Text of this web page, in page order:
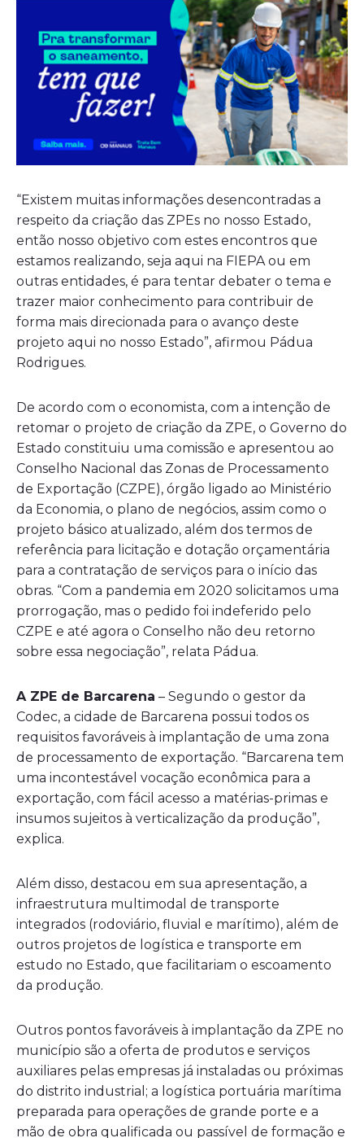
“Existem muitas informações desencontradas a
respeito da criação das ZPEs no nosso Estado,
então nosso objetivo com estes encontros que
estamos realizando, seja aqui na FIEPA ou em
outras entidades, é para tentar debater o tema e
trazer maior conhecimento para contribuir de
forma mais direcionada para o avanço deste
projeto aqui no nosso Estado”, afirmou Pádua
Rodrigues.
De acordo com o economista, com a intenção de
retomar o projeto de criação da ZPE, o Governo do
Estado constituiu uma comissão e apresentou ao
Conselho Nacional das Zonas de Processamento
de Exportação (CZPE), órgão ligado ao Ministério
da Economia, o plano de negócios, assim como o
projeto básico atualizado, além dos termos de
referência para licitação e dotação orçamentária
para a contratação de serviços para o início das
obras. “Com a pandemia em 2020 solicitamos uma
prorrogação, mas o pedido foi indeferido pelo
CZPE e até agora o Conselho não deu retorno
sobre essa negociação”, relata Pádua.
A ZPE de Barcarena – Segundo o gestor da
Codec, a cidade de Barcarena possui todos os
requisitos favoráveis à implantação de uma zona
de processamento de exportação. “Barcarena tem
uma incontestável vocação econômica para a
exportação, com fácil acesso a matérias-primas e
insumos sujeitos à verticalização da produção”,
explica.
Além disso, destacou em sua apresentação, a
infraestrutura multimodal de transporte
integrados (rodoviário, fluvial e marítimo), além de
outros projetos de logística e transporte em
estudo no Estado, que facilitariam o escoamento
da produção.
Outros pontos favoráveis à implantação da ZPE no
município são a oferta de produtos e serviços
auxiliares pelas empresas já instaladas ou próximas
do distrito industrial; a logística portuária marítima
preparada para operações de grande porte e a
mão de obra qualificada ou passível de formação e